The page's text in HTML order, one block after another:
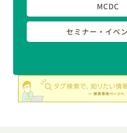
MCDC
セミナー・イベ